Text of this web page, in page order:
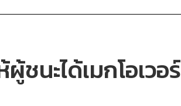
ชนะได้เมกโอเวอร์